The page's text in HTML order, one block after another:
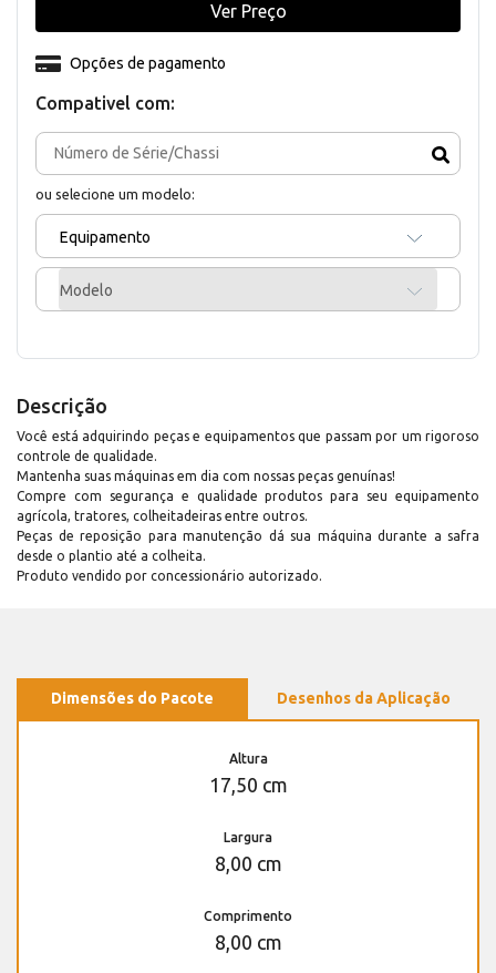
Compativel com:
ou selecione um modelo:
Equipamento
Modelo
Opções de pagamento
Ver Preço
Descrição
Você está adquirindo peças e equipamentos que passam por um rigoroso
controle de qualidade.
Mantenha suas máquinas em dia com nossas peças genuínas!
Compre com segurança e qualidade produtos para seu equipamento
agrícola, tratores, colheitadeiras entre outros.
Peças de reposição para manutenção dá sua máquina durante a safra
desde o plantio até a colheita.
Produto vendido por concessionário autorizado.
Dimensões do Pacote Desenhos da Aplicação
Altura
17,50 cm
Largura
8,00 cm
Comprimento
8,00 cm